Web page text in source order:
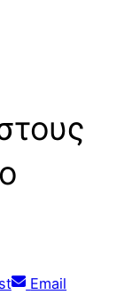
Share
Email